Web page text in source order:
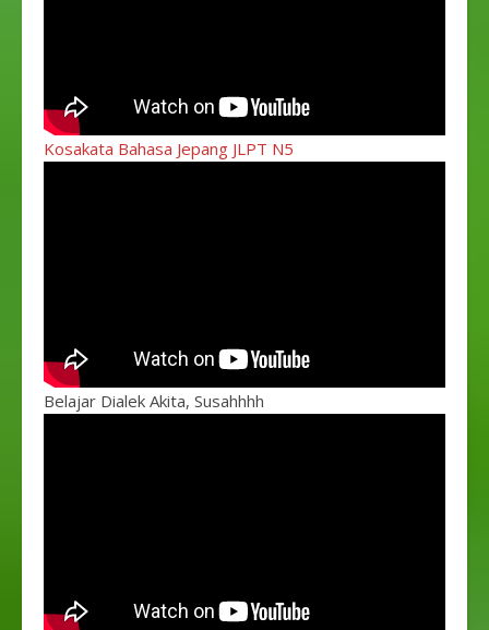
Kosakata Bahasa Jepang JLPT N5
Belajar Dialek Akita, Susahhhh